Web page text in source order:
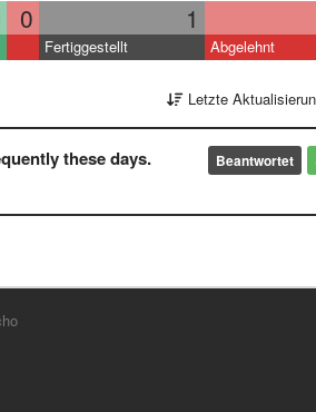
0 1
Fertiggestellt Abgelehnt
Letzte
Beantwortet
these days.